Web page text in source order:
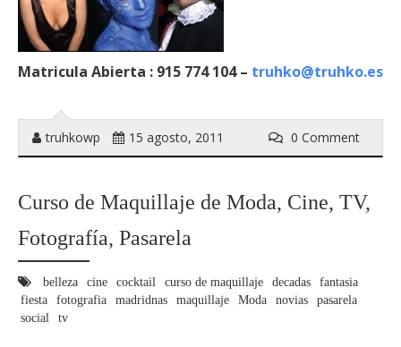
Matricula Abierta : 915 774 104 – truhko@truhko.es
truhkowp 15 agosto, 2011 0 Comment
Curso de Maquillaje de Moda, Cine, TV,
Fotografía, Pasarela
belleza cine cocktail curso de maquillaje decadas
fantasia
fiesta
fotografia madridnas maquillaje Moda novias
pasarela
social
tv